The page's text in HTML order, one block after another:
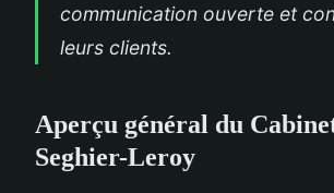
communication ouverte et
leurs clients.
Aperçu général du
Seghier-Leroy